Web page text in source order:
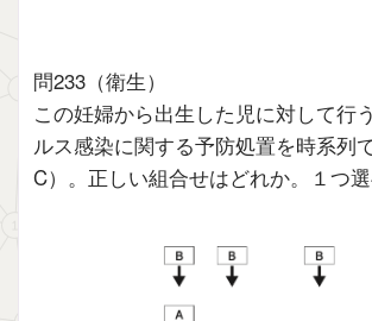
問233（衛生）
この妊婦から出生した児に対して行
ルス感染に関する予防処置を時系列
C）。正しい組合せはどれか。１つ選